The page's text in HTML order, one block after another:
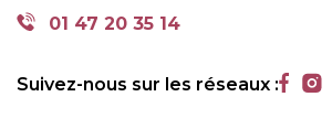
18 RUE BOISSIÈRE, 75116 PARIS,
01 47 20 35 14
Suivez-nous sur les réseaux :